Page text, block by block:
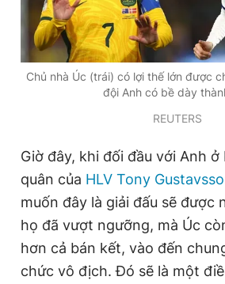
Chủ nhà Úc (trái) có lợi thế lớn được
đội Anh có bề dày
REUTERS
Giờ đây, khi đối đầu với Anh
quân của HLV Tony
muốn đây là giải đấu sẽ được
họ đã vượt ngưỡng, mà Úc
hơn cả bán kết, vào đến
chức vô địch. Đó sẽ là một